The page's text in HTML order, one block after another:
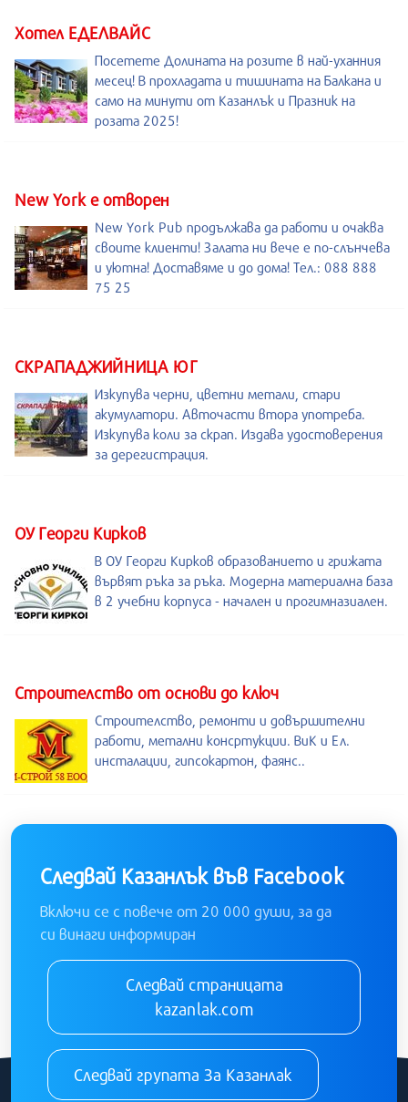
Хотел ЕДЕЛВАЙС
Посетете Долината на розите в най-уханния
месец! В прохладата и тишината на Балкана и
само на минути от Казанлък и Празник на
розата 2025!
New York е отворен
New York Pub продължава да работи и очаква
своите клиенти! Залата ни вече е по-слънчева
и уютна! Доставяме и до дома! Тел.: 088 888
75 25
СКРАПАДЖИЙНИЦА ЮГ
Изкупува черни, цветни метали, стари
акумулатори. Авточасти втора употреба.
Изкупува коли за скрап. Издава удостоверения
за дерегистрация.
ОУ Георги Кирков
В ОУ Георги Кирков образованието и грижата
вървят ръка за ръка. Модерна материална база
в 2 учебни корпуса - начален и прогимназиален.
Строителство от основи до ключ
Строителство, ремонти и довършителни
работи, метални консртукции. ВиК и Ел.
инсталации, гипсокартон, фаянс..
Следвай Казанлък във Facebook
Включи се с повече от 20 000 души, за да
си винаги информиран
Следвай страницата
kazanlak.com
Следвай групата За Казанлак